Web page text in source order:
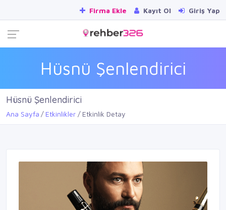
Firma Ekle Kayıt Ol Giriş Yap
Hüsnü Şenlendirici
Hüsnü Şenlendirici
Ana Sayfa Etkinlikler Etkinlik Detay